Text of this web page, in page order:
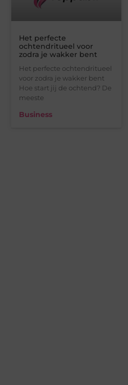
Het perfecte
ochtendritueel voor
zodra je wakker bent
Het perfecte ochtendritueel
voor zodra je wakker bent
Hoe start jij de ochtend? De
meeste
Business